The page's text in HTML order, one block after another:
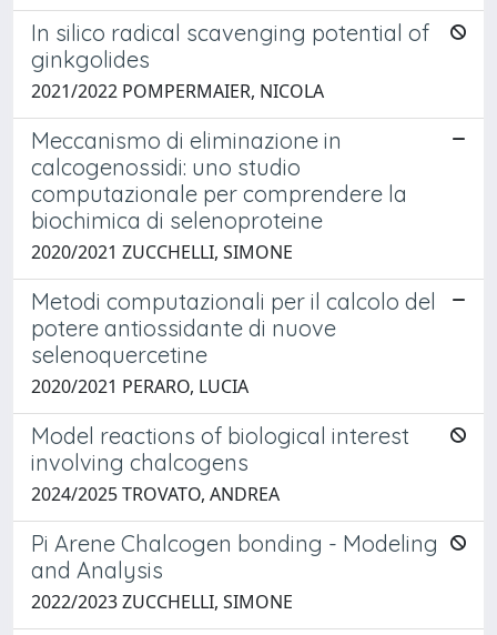
In silico radical scavenging potential of
ginkgolides
2021/2022 POMPERMAIER, NICOLA
Meccanismo di eliminazione in
calcogenossidi: uno studio
computazionale per comprendere la
biochimica di selenoproteine
2020/2021 ZUCCHELLI, SIMONE
Metodi computazionali per il calcolo del
potere antiossidante di nuove
selenoquercetine
2020/2021 PERARO, LUCIA
Model reactions of biological interest
involving chalcogens
2024/2025 TROVATO, ANDREA
Pi Arene Chalcogen bonding - Modeling
and Analysis
2022/2023 ZUCCHELLI, SIMONE